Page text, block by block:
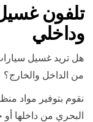
تلفون
وداخلي
هل تريد غسيل
من الداخل والخارج؟
نقوم بتوفير مواد
البحري من داخلها أو